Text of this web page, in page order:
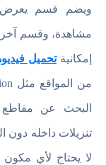
ويضم قسم
مشاهدة، وقسم آخر
إمكانيةتحميل
البحث عن مقاطع
تنزيلات داخله دون